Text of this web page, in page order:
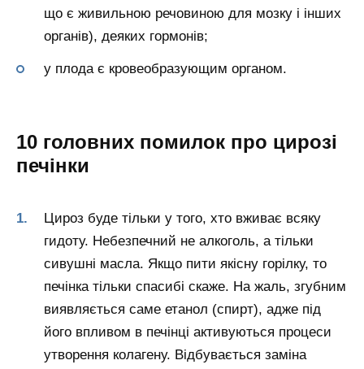
що є живильною речовиною для мозку і інших
органів), деяких гормонів;
у плода є кровеобразующим органом.
10 головних помилок про цирозі
печінки
Цироз буде тільки у того, хто вживає всяку
гидоту. Небезпечний не алкоголь, а тільки
сивушні масла. Якщо пити якісну горілку, то
печінка тільки спасибі скаже. На жаль, згубним
виявляється саме етанол (спирт), адже під
його впливом в печінці активуються процеси
утворення колагену. Відбувається заміна